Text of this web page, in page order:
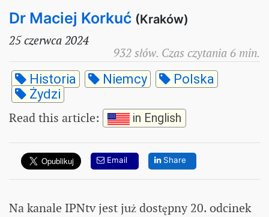
Dr Maciej Korkuć (Kraków)
25 czerwca 2024
932 słów. Czas czytania 6 min.
Historia Niemcy
Polska
Żydzi
Read this article: in English
Email Share
Na kanale IPNtv jest już dostępny 20. odcinek